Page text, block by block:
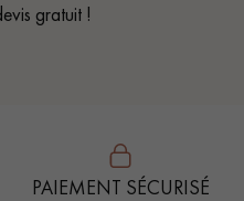
gratuit !
PAIEMENT SÉCURISÉ